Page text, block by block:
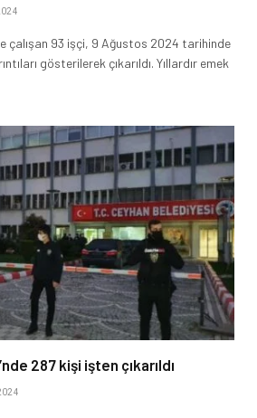
çalışan 93 işçi, 9 Ağustos 2024 tarihinde
gösterilerek çıkarıldı. Yıllardır emek
287 kişi işten çıkarıldı